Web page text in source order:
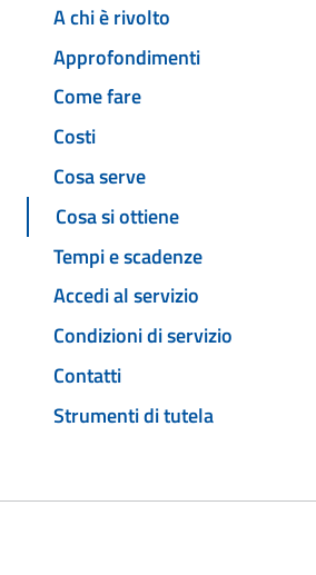
A chi è rivolto
Approfondimenti
Come fare
Costi
Cosa serve
Cosa si ottiene
Tempi e scadenze
Accedi al servizio
Condizioni di servizio
Contatti
Strumenti di tutela